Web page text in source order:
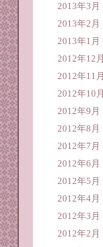
2013年3月
2013年2月
2013年1月
2012年12月
2012年11月
2012年10月
2012年9月
2012年8月
2012年7月
2012年6月
2012年5月
2012年4月
2012年3月
2012年2月